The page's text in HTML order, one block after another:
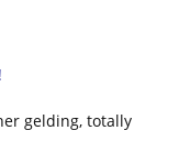
gelding, totally